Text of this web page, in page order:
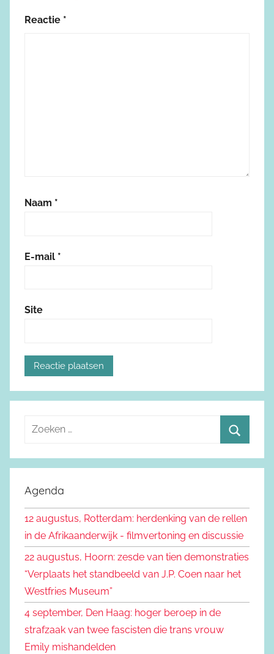
Reactie *
Naam *
E-mail *
Site
e
e
n
a
:
o
e
n
Agenda
12 augustus, Rotterdam: herdenking van de rellen
in de Afrikaanderwijk - filmvertoning en discussie
22 augustus, Hoorn: zesde van tien demonstraties
“Verplaats het standbeeld van J.P. Coen naar het
Westfries Museum”
4 september, Den Haag: hoger beroep in de
strafzaak van twee fascisten die trans vrouw
Emily mishandelden